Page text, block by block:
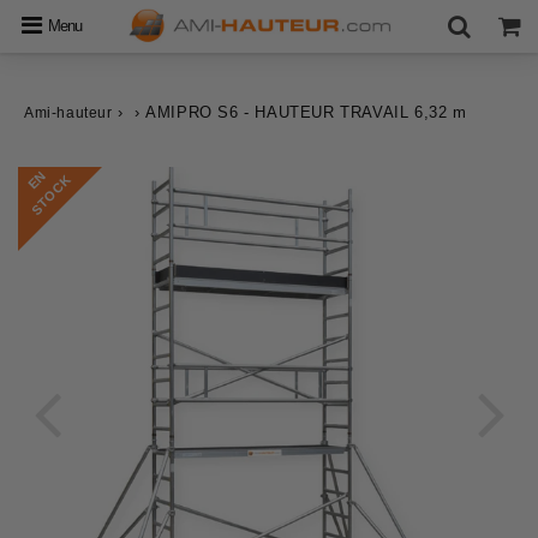
Menu
Ami-hauteur › › AMIPRO S6 - HAUTEUR TRAVAIL 6,32 m
E
N
S
T
O
C
K